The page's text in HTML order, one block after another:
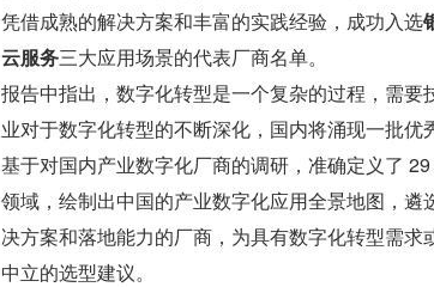
凭借成熟的解决方案和丰富的实践经验，成功入选
云服务三大应用场景的代表厂商名单。
报告中指出，数字化转型是一个复杂的过程，需
业对于数字化转型的不断深化，国内将涌现一批
基于对国内产业数字化厂商的调研，准确定义了
领域，绘制出中国的产业数字化应用全景地图，
决方案和落地能力的厂商，为具有数字化转型需
中立的选型建议。